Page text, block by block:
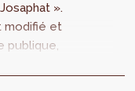
».
modifié et
publique,